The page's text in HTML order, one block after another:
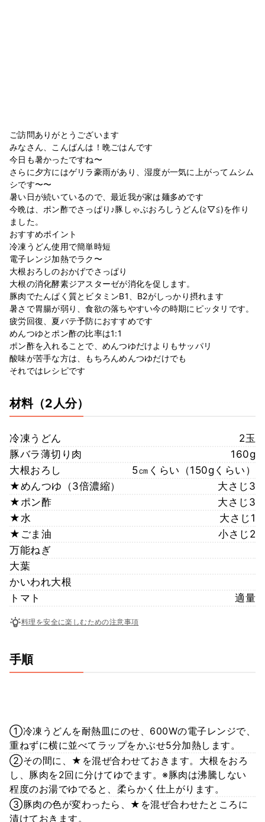
ご訪問ありがとうございます
みなさん、こんばんは！晩ごはんです
今日も暑かったですね〜
さらに夕方にはゲリラ豪雨があり、湿度が一気に上がってムシム
シです〜〜
暑い日が続いているので、最近我が家は麺多めです
今晩は、ポン酢でさっぱり♪豚しゃぶおろしうどん(≧▽≦)を作り
ました。
おすすめポイント
冷凍うどん使用で簡単時短
電子レンジ加熱でラク〜
大根おろしのおかげでさっぱり
大根の消化酵素ジアスターゼが消化を促します。
豚肉でたんぱく質とビタミンB1、B2がしっかり摂れます
暑さで胃腸が弱り、食欲の落ちやすい今の時期にピッタリです。
疲労回復、夏バテ予防におすすめです
めんつゆとポン酢の比率は1:1
ポン酢を入れることで、めんつゆだけよりもサッパリ
酸味が苦手な方は、もちろんめんつゆだけでも
それではレシピです
材料（2人分）
冷凍うどん
2玉
豚バラ薄切り肉
160g
大根おろし
5㎝くらい（150gくらい）
★めんつゆ（3倍濃縮）
大さじ3
★ポン酢
大さじ3
★水
大さじ1
★ごま油
小さじ2
万能ねぎ
大葉
かいわれ大根
トマト
適量
料理を安全に楽しむための注意事項
手順
①冷凍うどんを耐熱皿にのせ、600Wの電子レンジで、
重ねずに横に並べてラップをかぶせ5分加熱します。
②その間に、★を混ぜ合わせておきます。大根をおろ
し、豚肉を2回に分けてゆでます。※豚肉は沸騰しない
程度のお湯でゆでると、柔らかく仕上がります。
③豚肉の色が変わったら、★を混ぜ合わせたところに
漬けておきます。